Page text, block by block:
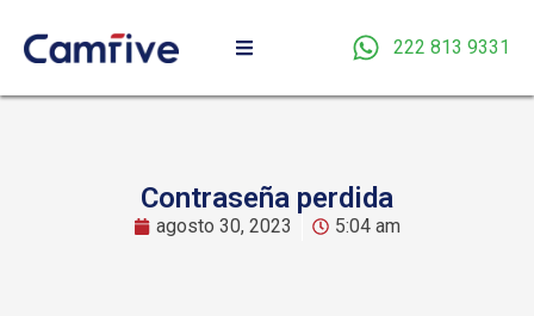
222 813 9331
Contraseña perdida
agosto 30, 2023 5:04 am